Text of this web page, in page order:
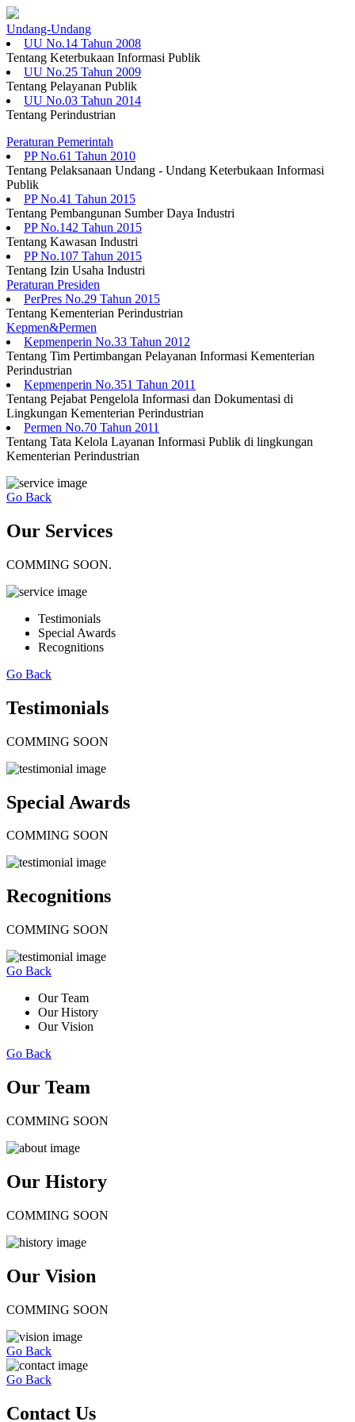
Undang-Undang
UU No.14 Tahun 2008
Tentang Keterbukaan Informasi Publik
UU No.25 Tahun 2009
Tentang Pelayanan Publik
UU No.03 Tahun 2014
Tentang Perindustrian
Peraturan Pemerintah
PP No.61 Tahun 2010
Tentang Pelaksanaan Undang - Undang Keterbukaan Informasi
Publik
PP No.41 Tahun 2015
Tentang Pembangunan Sumber Daya Industri
PP No.142 Tahun 2015
Tentang Kawasan Industri
PP No.107 Tahun 2015
Tentang Izin Usaha Industri
Peraturan Presiden
PerPres No.29 Tahun 2015
Tentang Kementerian Perindustrian
Kepmen&Permen
Kepmenperin No.33 Tahun 2012
Tentang Tim Pertimbangan Pelayanan Informasi Kementerian
Perindustrian
Kepmenperin No.351 Tahun 2011
Tentang Pejabat Pengelola Informasi dan Dokumentasi di
Lingkungan Kementerian Perindustrian
Permen No.70 Tahun 2011
Tentang Tata Kelola Layanan Informasi Publik di lingkungan
Kementerian Perindustrian
Go Back
Our Services
COMMING SOON.
Testimonials
Special Awards
Recognitions
Go Back
Testimonials
COMMING SOON
Special Awards
COMMING SOON
Recognitions
COMMING SOON
Go Back
Our Team
Our History
Our Vision
Go Back
Our Team
COMMING SOON
Our History
COMMING SOON
Our Vision
COMMING SOON
Go Back
Go Back
Contact Us